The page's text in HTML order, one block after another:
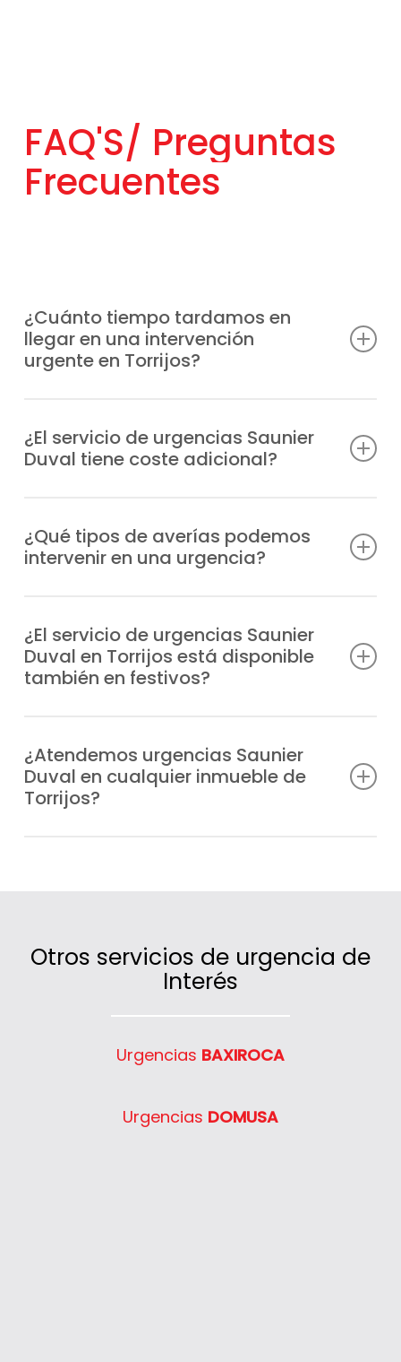
FAQ'S/ Preguntas
Frecuentes
¿Cuánto tiempo tardamos en
llegar en una intervención
urgente en Torrijos?
estratégicamente distribuidas para llegar a
tu ubicación en Torrijos en el menor tiempo
¿El servicio de urgencias Saunier
Duval tiene coste adicional?
fuera de horario habitual, el servicio de
urgencias tiene un recargo, del cual te
¿Qué tipos de averías podemos
intervenir en una urgencia?
encendido y fugas, hasta fallos en la
presión, bloqueos o errores de
funcionamiento en cualquier equipo
¿El servicio de urgencias Saunier
Duval en Torrijos está disponible
también en festivos?
incluyendo fines de semana y festivos,
para que nunca te quedes sin calefacción
o agua caliente.
¿Atendemos urgencias Saunier
Duval en cualquier inmueble de
Torrijos?
Otros servicios de urgencia de
Interés
Urgencias BAXIROCA
Urgencias DOMUSA